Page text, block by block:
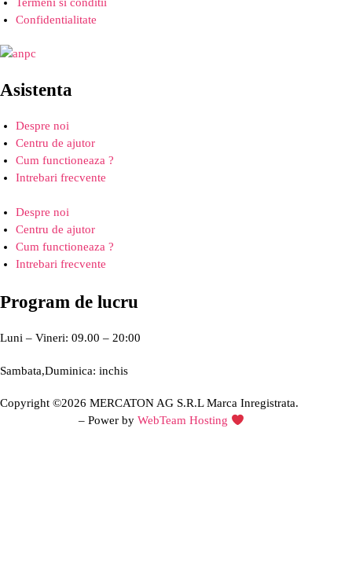
Confidentialitate
Asistenta
Despre noi
Centru de ajutor
Cum functioneaza ?
Intrebari frecvente
Despre noi
Centru de ajutor
Cum functioneaza ?
Intrebari frecvente
Program de lucru
Luni – Vineri: 09.00 – 20:00
Sambata,Duminica: inchis
Copyright ©2026 MERCATON AG S.R.L Marca Inregistrata.
– Power by WebTeam Hosting